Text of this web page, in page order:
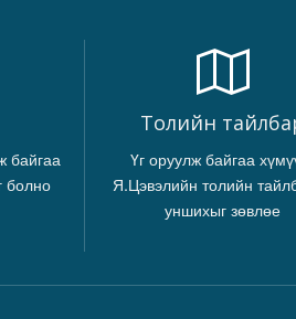
байгаа
болно
Толийн
Үг оруулж байгаа
Я.Цэвэлийн толийн
уншихыг зөвлөе